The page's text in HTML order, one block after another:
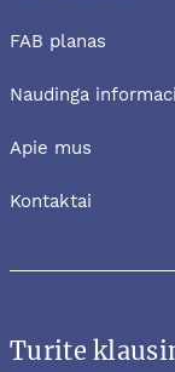
FAB planas
Naudinga
Apie mus
Kontaktai
Turite